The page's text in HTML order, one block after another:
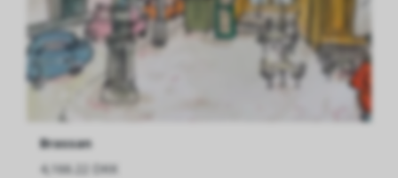
Brassan
4,166.22 DKK